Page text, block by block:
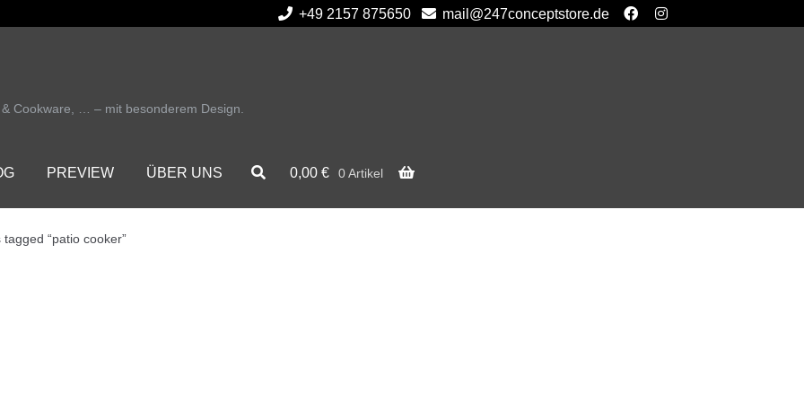
+49 2157 875650 mail@247conceptstore.de
Cookware, … – mit besonderem Design.
PREVIEW ÜBER UNS 0,00€ 0 Artikel
tagged “patio cooker”